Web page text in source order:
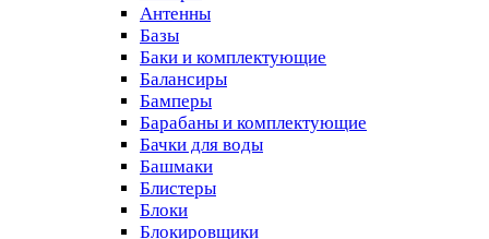
Антенны
Базы
Баки и комплектующие
Балансиры
Бамперы
Барабаны и комплектующие
Бачки для воды
Башмаки
Блистеры
Блоки
Блокировщики